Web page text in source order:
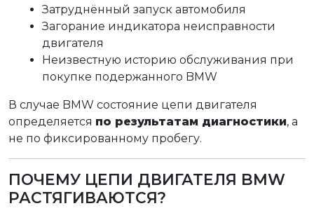
Затруднённый запуск автомобиля
Загорание индикатора неисправности
двигателя
Неизвестную историю обслуживания при
покупке подержанного BMW
В случае BMW состояние цепи двигателя
определяется по результатам диагностики, а
не по фиксированному пробегу.
ПОЧЕМУ ЦЕПИ ДВИГАТЕЛЯ BMW
РАСТЯГИВАЮТСЯ?